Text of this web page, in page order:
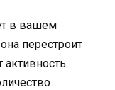
в вашем
перестроит